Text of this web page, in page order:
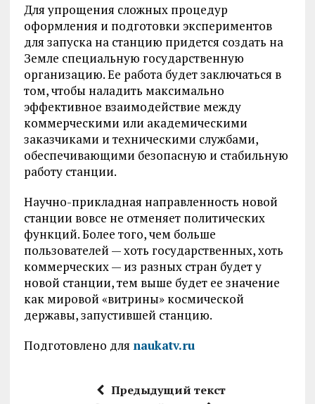
Для упрощения сложных процедур
оформления и подготовки экспериментов
для запуска на станцию придется создать на
Земле специальную государственную
организацию. Ее работа будет заключаться в
том, чтобы наладить максимально
эффективное взаимодействие между
коммерческими или академическими
заказчиками и техническими службами,
обеспечивающими безопасную и стабильную
работу станции.
Научно-прикладная направленность новой
станции вовсе не отменяет политических
функций. Более того, чем больше
пользователей — хоть государственных, хоть
коммерческих — из разных стран будет у
новой станции, тем выше будет ее значение
как мировой «витрины» космической
державы, запустившей станцию.
Подготовлено для naukatv.ru
Предыдущий текст